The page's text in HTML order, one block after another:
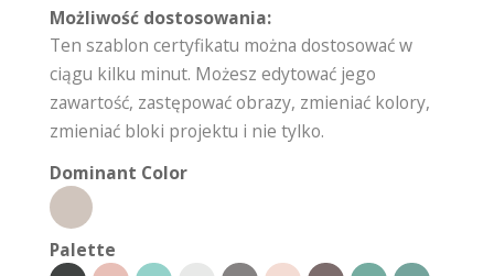
Możliwość dostosowania:
Ten szablon certyfikatu można dostosować w
ciągu kilku minut. Możesz edytować jego
zawartość, zastępować obrazy, zmieniać kolory,
zmieniać bloki projektu i nie tylko.
Dominant Color
Palette